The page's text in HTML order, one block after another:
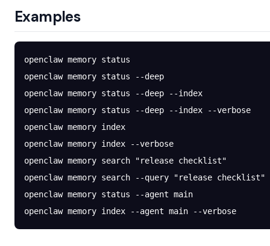
Examples
openclaw memory status
openclaw memory status --deep
openclaw memory status --deep --index
openclaw memory status --deep --index --verbose
openclaw memory index
openclaw memory index --verbose
openclaw memory search "release checklist"
openclaw memory search --query "release checklist"
openclaw memory status --agent main
openclaw memory index --agent main --verbose